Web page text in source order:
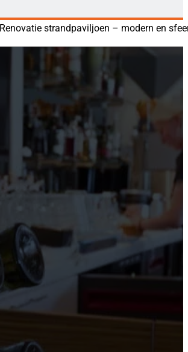
Renovatie strandpaviljoen – modern en